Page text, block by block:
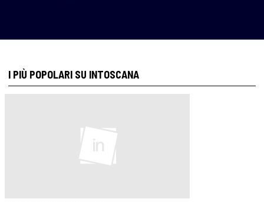
I PIÙ POPOLARI SU INTOSCANA